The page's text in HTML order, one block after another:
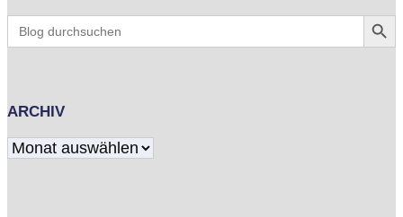
Search
for:
Search
ARCHIV
Archiv